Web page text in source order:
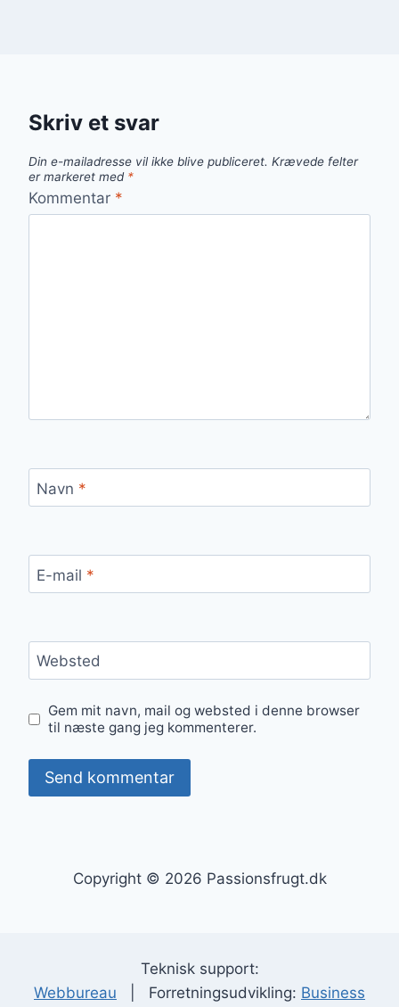
Skriv et svar
Din e-mailadresse vil ikke blive publiceret. Krævede felter
er markeret med *
Kommentar *
Navn *
E-mail *
Websted
Gem mit navn, mail og websted i denne browser
til næste gang jeg kommenterer.
Copyright © 2026 Passionsfrugt.dk
Teknisk support:
Webbureau | Forretningsudvikling: Business